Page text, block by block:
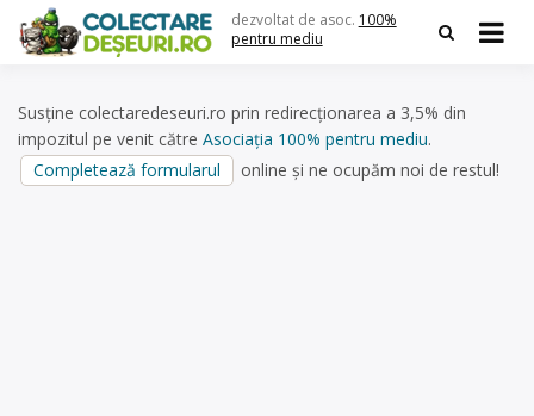
content
dezvoltat de asoc. 100%
pentru mediu
Susține colectaredeseuri.ro prin redirecționarea a 3,5% din
impozitul pe venit către Asociația 100% pentru mediu.
Completează formularul
online și ne ocupăm noi de restul!